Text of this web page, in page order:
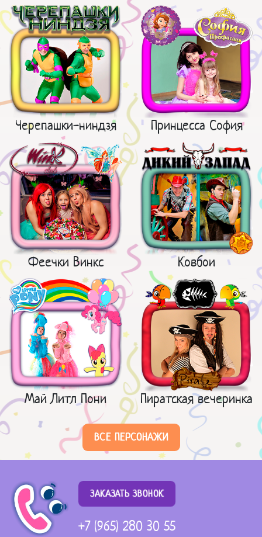
Черепашки-ниндзя Принцесса София
Феечки Винкс Ковбои
Май Литл Пони Пиратская вечеринка
ВСЕ ПЕРСОНАЖИ
ЗАКАЗАТЬ ЗВОНОК
+7 (965) 280 30 55